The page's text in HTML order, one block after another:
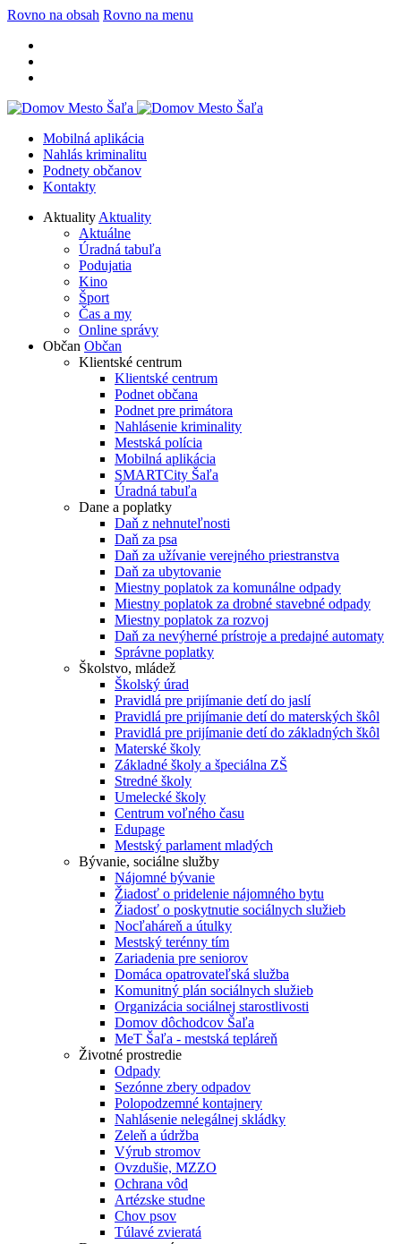
Rovno na obsah Rovno na menu
Mobilná aplikácia
Nahlás kriminalitu
Podnety občanov
Kontakty
Aktuality Aktuality
Aktuálne
Úradná tabuľa
Podujatia
Kino
Šport
Čas a my
Online správy
Občan Občan
Klientské centrum
Klientské centrum
Podnet občana
Podnet pre primátora
Nahlásenie kriminality
Mestská polícia
Mobilná aplikácia
SMARTCity Šaľa
Úradná tabuľa
Dane a poplatky
Daň z nehnuteľnosti
Daň za psa
Daň za užívanie verejného priestranstva
Daň za ubytovanie
Miestny poplatok za komunálne odpady
Miestny poplatok za drobné stavebné odpady
Miestny poplatok za rozvoj
Daň za nevýherné prístroje a predajné automaty
Správne poplatky
Školstvo, mládež
Školský úrad
Pravidlá pre prijímanie detí do jaslí
Pravidlá pre prijímanie detí do materských škôl
Pravidlá pre prijímanie detí do základných škôl
Materské školy
Základné školy a špeciálna ZŠ
Stredné školy
Umelecké školy
Centrum voľného času
Edupage
Mestský parlament mladých
Bývanie, sociálne služby
Nájomné bývanie
Žiadosť o pridelenie nájomného bytu
Žiadosť o poskytnutie sociálnych služieb
Nocľaháreň a útulky
Mestský terénny tím
Zariadenia pre seniorov
Domáca opatrovateľská služba
Komunitný plán sociálnych služieb
Organizácia sociálnej starostlivosti
Domov dôchodcov Šaľa
MeT Šaľa - mestská tepláreň
Životné prostredie
Odpady
Sezónne zbery odpadov
Polopodzemné kontajnery
Nahlásenie nelegálnej skládky
Zeleň a údržba
Výrub stromov
Ovzdušie, MZZO
Ochrana vôd
Artézske studne
Chov psov
Túlavé zvieratá